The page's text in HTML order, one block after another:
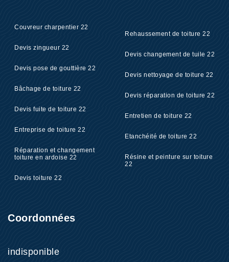
Couvreur charpentier 22
Devis zingueur 22
Devis pose de gouttière 22
Bâchage de toiture 22
Devis fuite de toiture 22
Entreprise de toiture 22
Réparation et changement
toiture en ardoise 22
Devis toiture 22
Rehaussement de toiture 22
Devis changement de tuile 22
Devis nettoyage de toiture 22
Devis réparation de toiture 22
Entretien de toiture 22
Etanchéité de toiture 22
Résine et peinture sur toiture
22
Coordonnées
indisponible